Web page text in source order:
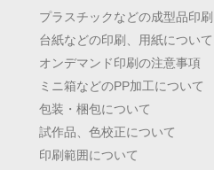
プラスチックなどの成型品印
台紙などの印刷、用紙について
オンデマンド印刷の注意事項
ミニ箱などのPP加工について
包装・梱包について
試作品、色校正について
印刷範囲について